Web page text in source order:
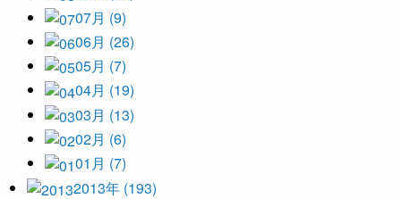
07月 (9)
06月 (26)
05月 (7)
04月 (19)
03月 (13)
02月 (6)
01月 (7)
2013年 (193)